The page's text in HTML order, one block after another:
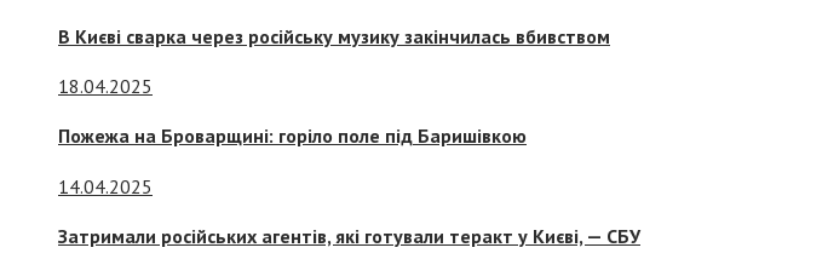
В Києві сварка через російську музику закінчилась вбивством
18.04.2025
Пожежа на Броварщині: горіло поле під Баришівкою
14.04.2025
Затримали російських агентів, які готували теракт у Києві, — СБУ